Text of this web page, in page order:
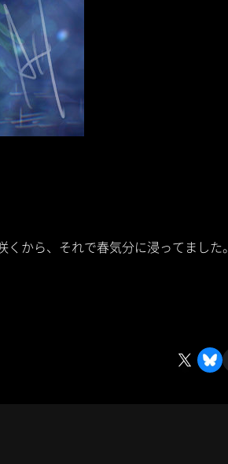
から、それで春気分に浸ってました。